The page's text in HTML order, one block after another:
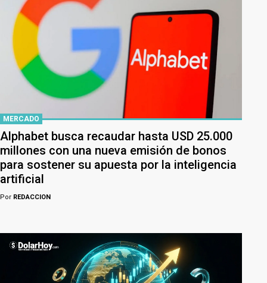
MERCADO
Alphabet busca recaudar hasta USD 25.000
millones con una nueva emisión de bonos
para sostener su apuesta por la inteligencia
artificial
Por REDACCION